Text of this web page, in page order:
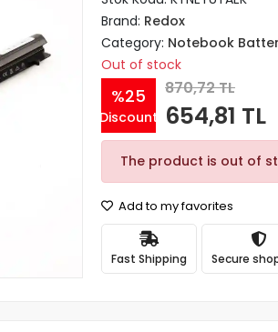
Brand: Redox
Category: Notebook
Out of stock
%25
Discount
870,72 TL
654,81 TL
The product is out of
Add to my favorites
Fast Shipping Secure